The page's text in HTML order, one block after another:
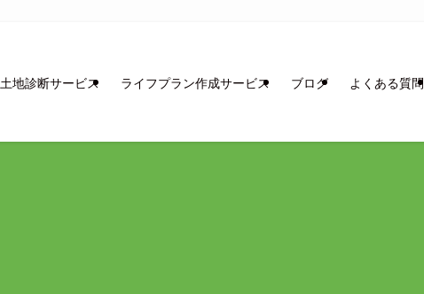
土地診断サービス ライフプラン作成サービス ブログ よくある質問